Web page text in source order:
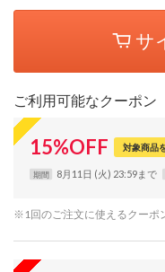
サ
ご利用可能なクーポン
15%OFF 対象商品
期間 8月11日 (火) 23:59まで
※1回のご注文に使えるクーポ